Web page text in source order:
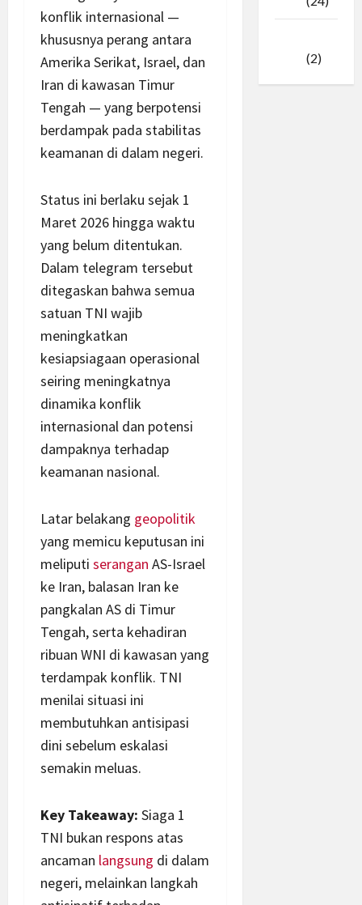
konflik internasional —
khususnya perang antara
Amerika Serikat, Israel, dan
Iran di kawasan Timur
Tengah — yang berpotensi
berdampak pada stabilitas
keamanan di dalam negeri.
Status ini berlaku sejak 1
Maret 2026 hingga waktu
yang belum ditentukan.
Dalam telegram tersebut
ditegaskan bahwa semua
satuan TNI wajib
meningkatkan
kesiapsiagaan operasional
seiring meningkatnya
dinamika konflik
internasional dan potensi
dampaknya terhadap
keamanan nasional.
Latar belakang geopolitik
yang memicu keputusan ini
meliputi serangan AS-Israel
ke Iran, balasan Iran ke
pangkalan AS di Timur
Tengah, serta kehadiran
ribuan WNI di kawasan yang
terdampak konflik. TNI
menilai situasi ini
membutuhkan antisipasi
dini sebelum eskalasi
semakin meluas.
Key Takeaway: Siaga 1
TNI bukan respons atas
ancaman langsung di dalam
negeri, melainkan langkah
(2)